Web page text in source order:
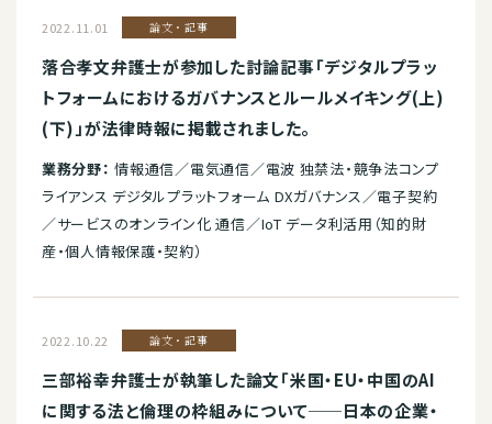
2022.11.01 論文・記事
落合孝文弁護士が参加した討論記事「デジタルプラッ
トフォームにおけるガバナンスとルールメイキング(上)
(下)」が法律時報に掲載されました。
業務分野： 情報通信／電気通信／電波 独禁法・競争法コンプ
ライアンス デジタルプラットフォーム DXガバナンス／電子契約
／サービスのオンライン化 通信／IoT データ利活用（知的財
産・個人情報保護・契約）
2022.10.22 論文・記事
三部裕幸弁護士が執筆した論文「米国・EU・中国のAI
に関する法と倫理の枠組みについて──日本の企業・